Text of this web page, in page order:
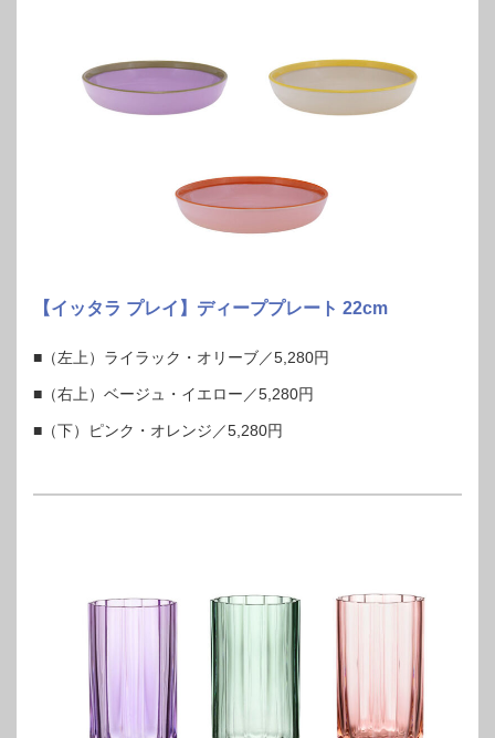
【イッタラ プレイ】ディーププレート 22cm
■（左上）ライラック・オリーブ／5,280円
■（右上）ベージュ・イエロー／5,280円
■（下）ピンク・オレンジ／5,280円